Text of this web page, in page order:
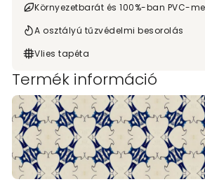
Környezetbarát és 100%-ban PVC-
A osztályú tűzvédelmi besorolás
Vlies tapéta
Termék információ